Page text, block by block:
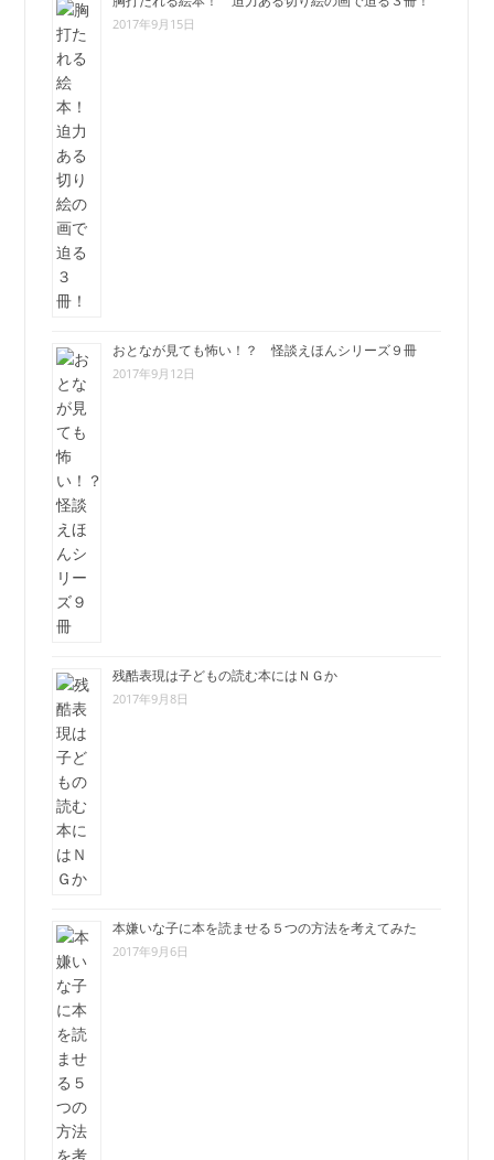
2017年9月15日
おとなが見ても怖い！？ 怪談えほんシリーズ９冊
2017年9月12日
残酷表現は子どもの読む本にはＮＧか
2017年9月8日
本嫌いな子に本を読ませる５つの方法を考えてみた
2017年9月6日